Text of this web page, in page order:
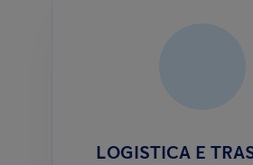
LOGISTICA E